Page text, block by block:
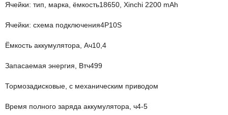
Ячейки: тип, марка, ёмкость18650, Xinchi 2200 mAh
Ячейки: схема подключения4P10S
Ёмкость аккумулятора, Ач10,4
Запасаемая энергия, Втч499
Тормозадисковые, с механическим приводом
Время полного заряда аккумулятора, ч4-5